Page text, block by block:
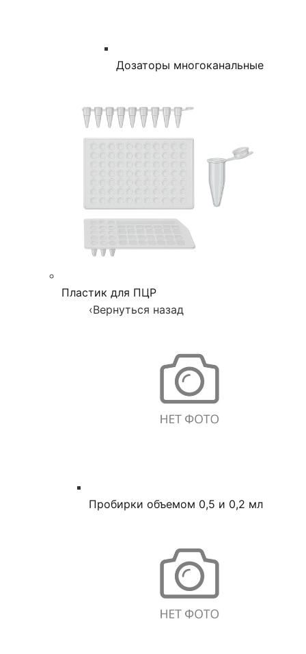
Дозаторы многоканальные
Пластик для ПЦР
‹Вернуться назад
Пробирки объемом 0,5 и 0,2 мл